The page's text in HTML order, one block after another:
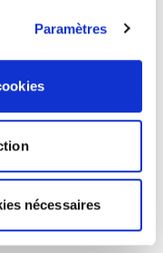
Paramètres
nécessaires